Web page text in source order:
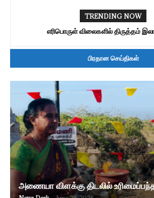
TRENDING NOW
சூர்யாவுடன் இணைவது பெருமகிழ்ச்சி
பிரதான செய்திகள்
அணையா விளக்கு திடலில்